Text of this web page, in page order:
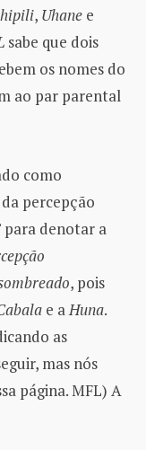
, Uhane e
sabe que dois
os nomes do
ao par parental
como
percepção
para denotar a
, pois
e aHuna.
as
mas nós
página. MFL) A